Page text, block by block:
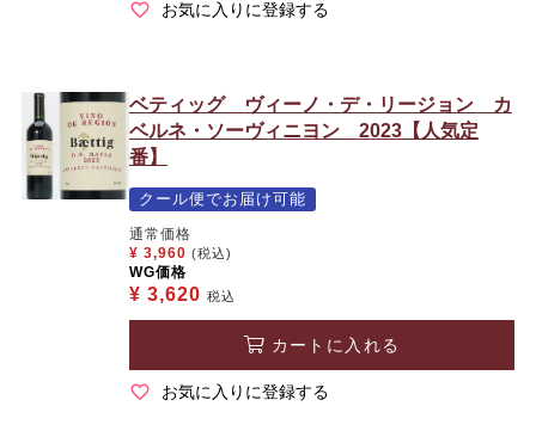
お気に入りに登録する
ベティッグ ヴィーノ・デ・リージョン カ
ベルネ・ソーヴィニヨン 2023【人気定
番】
クール便でお届け可能
通常価格
¥ 3,960 (税込)
WG価格
¥ 3,620 税込
カートに入れる
お気に入りに登録する